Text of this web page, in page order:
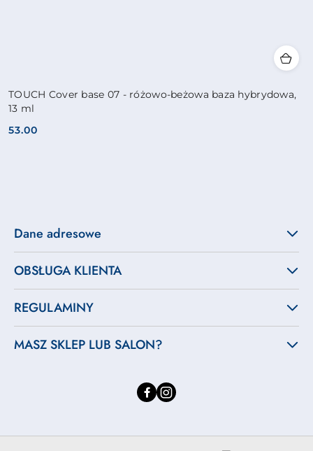
TOUCH Cover base 07 - różowo-beżowa baza hybrydowa,
13 ml
Cena:
53.00
Dane adresowe
OBSŁUGA KLIENTA
REGULAMINY
MASZ SKLEP LUB SALON?